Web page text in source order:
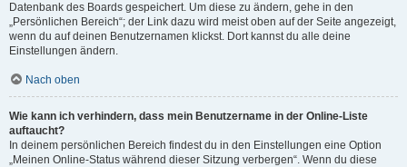
Datenbank des Boards gespeichert. Um diese zu ändern, gehe in den
„Persönlichen Bereich“; der Link dazu wird meist oben auf der Seite angezeigt,
wenn du auf deinen Benutzernamen klickst. Dort kannst du alle deine
Einstellungen ändern.
Nach oben
Wie kann ich verhindern, dass mein Benutzername in der Online-Liste
auftaucht?
In deinem persönlichen Bereich findest du in den Einstellungen eine Option
„Meinen Online-Status während dieser Sitzung verbergen“. Wenn du diese